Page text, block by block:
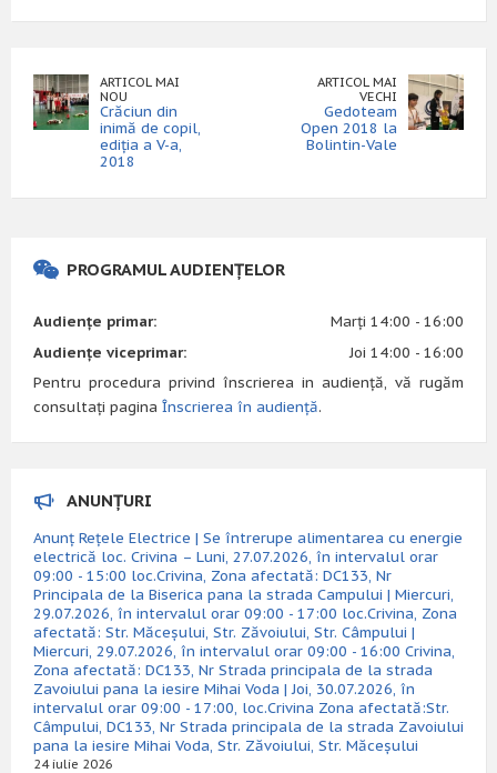
ARTICOL MAI
NOU
Crăciun din
inimă de copil,
ediția a V-a,
2018
ARTICOL MAI
VECHI
Gedoteam
Open 2018 la
Bolintin-Vale
PROGRAMUL AUDIENȚELOR
Audiențe primar:
Marți 14:00 - 16:00
Audiențe viceprimar:
Joi 14:00 - 16:00
Pentru procedura privind înscrierea in audiență, vă rugăm
consultați pagina Înscrierea în audiență.
ANUNȚURI
Anunț Rețele Electrice | Se întrerupe alimentarea cu energie
electrică loc. Crivina – Luni, 27.07.2026, în intervalul orar
09:00 - 15:00 loc.Crivina, Zona afectată: DC133, Nr
Principala de la Biserica pana la strada Campului | Miercuri,
29.07.2026, în intervalul orar 09:00 - 17:00 loc.Crivina, Zona
afectată: Str. Măceșului, Str. Zăvoiului, Str. Câmpului |
Miercuri, 29.07.2026, în intervalul orar 09:00 - 16:00 Crivina,
Zona afectată: DC133, Nr Strada principala de la strada
Zavoiului pana la iesire Mihai Voda | Joi, 30.07.2026, în
intervalul orar 09:00 - 17:00, loc.Crivina Zona afectată:Str.
Câmpului, DC133, Nr Strada principala de la strada Zavoiului
pana la iesire Mihai Voda, Str. Zăvoiului, Str. Măceșului
24 iulie 2026